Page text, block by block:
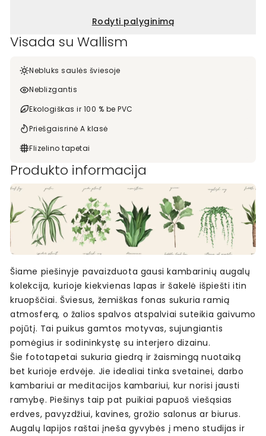
Rodyti palyginimą
Visada su Wallism
Nebluks saulės šviesoje
Neblizgantis
Ekologiškas ir 100 % be PVC
Priešgaisrinė A klasė
Flizelino tapetai
Produkto informacija
Šiame piešinyje pavaizduota gausi kambarinių augalų
kolekcija, kurioje kiekvienas lapas ir šakelė išpiešti itin
kruopščiai. Šviesus, žemiškas fonas sukuria ramią
atmosferą, o žalios spalvos atspalviai suteikia gaivumo
pojūtį. Tai puikus gamtos motyvas, sujungiantis
pomėgius ir sodininkystę su interjero dizainu.
Šie fototapetai sukuria giedrą ir žaismingą nuotaiką
bet kurioje erdvėje. Jie idealiai tinka svetainei, darbo
kambariui ar meditacijos kambariui, kur norisi jausti
ramybę. Piešinys taip pat puikiai papuoš viešąsias
erdves, pavyzdžiui, kavines, grožio salonus ar biurus.
Augalų lapijos raštai įneša gyvybės į meno studijas ir